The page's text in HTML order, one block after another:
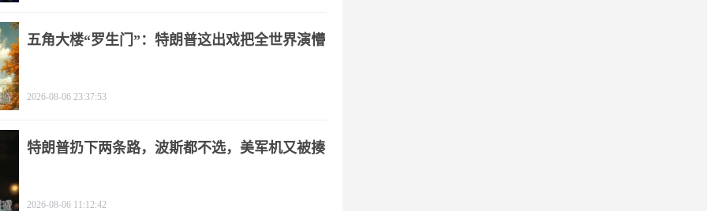
五角大楼“罗生门”：特朗普这出戏把全世界演懵
2026-08-06 23:37:53
特朗普扔下两条路，波斯都不选，美军机又被揍
2026-08-06 11:12:42